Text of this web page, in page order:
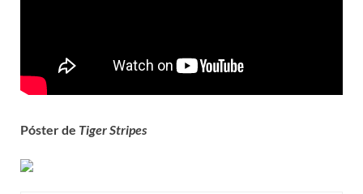
Póster de Tiger Stripes